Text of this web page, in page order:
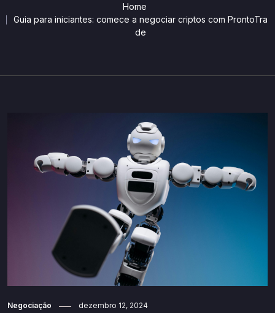
Home
Guia para iniciantes: comece a negociar criptos com ProntoTra
de
Negociação dezembro 12, 2024